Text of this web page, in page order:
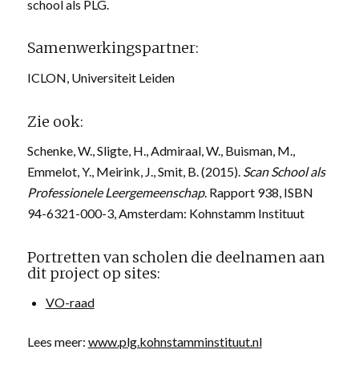
school als PLG.
Samenwerkingspartner:
ICLON, Universiteit Leiden
Zie ook:
Schenke, W., Sligte, H., Admiraal, W., Buisman, M.,
Emmelot, Y., Meirink, J., Smit, B. (2015). Scan School als
Professionele Leergemeenschap. Rapport 938, ISBN
94-6321-000-3, Amsterdam: Kohnstamm Instituut
Portretten van scholen die deelnamen aan
dit project op sites:
VO-raad
Lees meer: www.plg.kohnstamminstituut.nl